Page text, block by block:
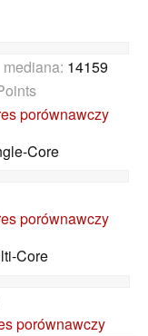
14159
porównawczy
Core
porównawczy
Core
porównawczy